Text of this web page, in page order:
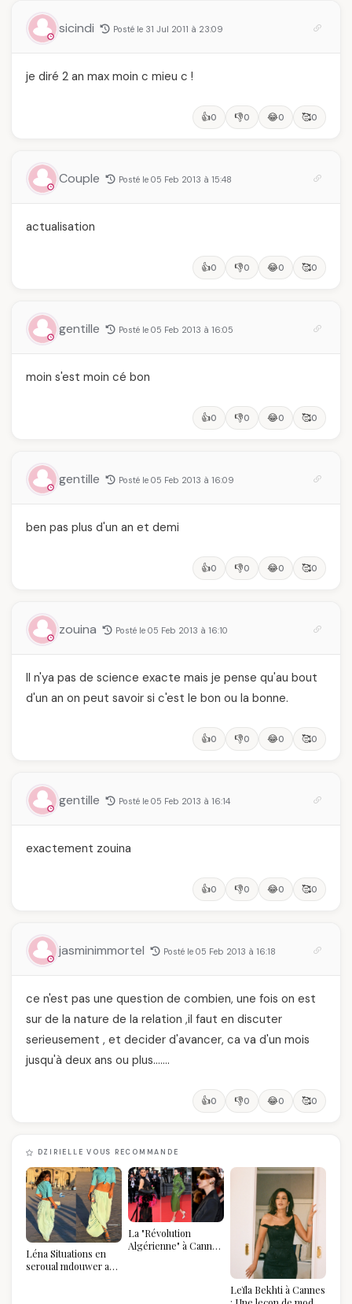
sicindi Posté le 31 Jul 2011 à 23:09
je diré 2 an max moin c mieu c !
👍0 👎0 😂0 🥰0
Couple Posté le 05 Feb 2013 à 15:48
actualisation
👍0 👎0 😂0 🥰0
gentille Posté le 05 Feb 2013 à 16:05
moin s'est moin cé bon
👍0 👎0 😂0 🥰0
gentille Posté le 05 Feb 2013 à 16:09
ben pas plus d'un an et demi
👍0 👎0 😂0 🥰0
zouina Posté le 05 Feb 2013 à 16:10
Il n'ya pas de science exacte mais je pense qu'au bout
d'un an on peut savoir si c'est le bon ou la bonne.
👍0 👎0 😂0 🥰0
gentille Posté le 05 Feb 2013 à 16:14
exactement zouina
👍0 👎0 😂0 🥰0
jasminimmortel Posté le 05 Feb 2013 à 16:18
ce n'est pas une question de combien, une fois on est
sur de la nature de la relation ,il faut en discuter
serieusement , et decider d'avancer, ca va d'un mois
jusqu'à deux ans ou plus…….
👍0 👎0 😂0 🥰0
DZIRIELLE VOUS RECOMMANDE
Léna Situations en
seroual mdouwer au
La "Révolution
Algérienne" à Cannes
Leïla Bekhti à Cannes